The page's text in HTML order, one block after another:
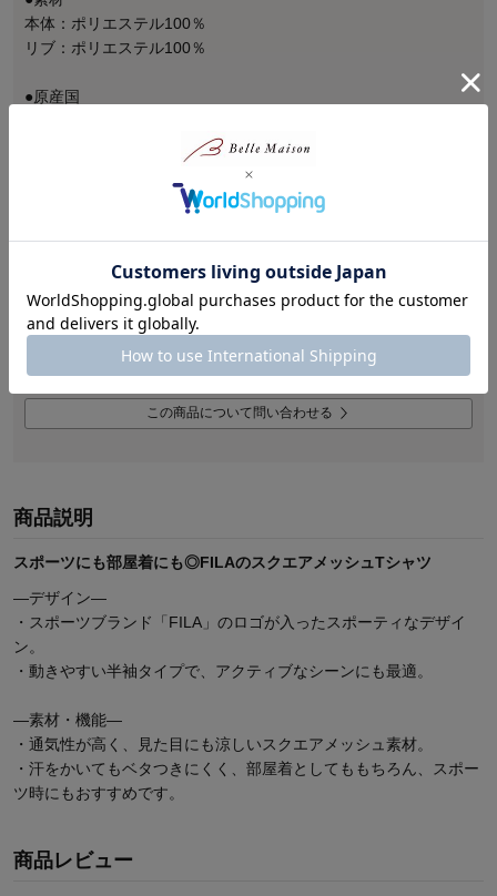
本体：ポリエステル100％
リブ：ポリエステル100％
●原産国
※素材の特性上、ご使用時の摩擦や水濡れにより色移りや色落
ちが生じます。ご了承ください。
この商品について問い合わせる
商品説明
スポーツにも部屋着にも◎FILAのスクエアメッシュTシャツ
―デザイン―
・スポーツブランド「FILA」のロゴが入ったスポーティなデザイ
ン。
・動きやすい半袖タイプで、アクティブなシーンにも最適。
―素材・機能―
・通気性が高く、見た目にも涼しいスクエアメッシュ素材。
・汗をかいてもベタつきにくく、部屋着としてももちろん、スポー
ツ時にもおすすめです。
商品レビュー